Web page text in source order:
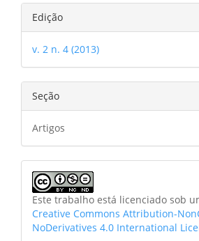
Edição
v. 2 n. 4 (2013)
Seção
Artigos
Este trabalho está licenciado sob
Creative Commons Attribution-
NoDerivatives 4.0 International